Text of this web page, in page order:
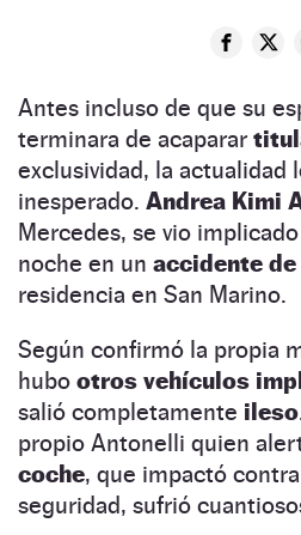
Antes incluso de que su
terminara de acaparar
exclusividad, la actualidad
inesperado. Andrea Kimi
Mercedes, se vio
noche en un accidente
residencia en San Marino.
Según confirmó la propia
hubo otros vehículos
salió completamente ileso
propio Antonelli quien
coche, que impactó
seguridad, sufrió